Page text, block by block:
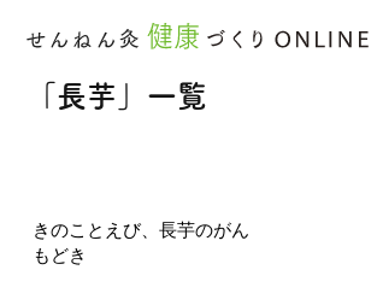
「長芋」一覧
きのことえび、長芋のがん
もどき